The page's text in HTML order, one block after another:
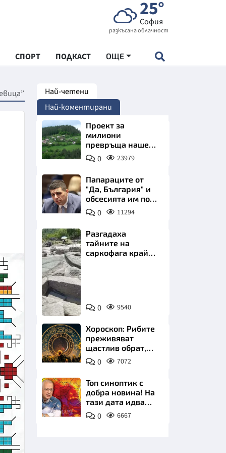
25°
София
разкъсана облачност
СПОРТ ПОДКАСТ ОЩЕ
"ЧУДЕСАТА НА БЪЛГАРИЯ"
ХРАНА
Най-четени
Най-коментирани
Проект за
милиони
превръща наше
село в магнит за
туристи
0 23979
Папараците от
"Да, България" и
обсесията им по
Пеевски
0 11294
Снимка:
Bulgaria
ON
AIR
Разгадаха
тайните на
саркофага край
0 9540
Хороскоп: Рибите
преживяват
щастлив обрат,
Телецът започва
важна промяна
0 7072
Топ синоптик с
добра новина! На
тази дата идва
захлаждането
0 6667